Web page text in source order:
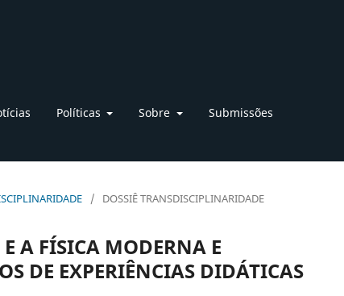
Políticas Sobre Submissões
/ DOSSIÊ TRANSDISCIPLINARIDADE
A FÍSICA MODERNA E
DE EXPERIÊNCIAS DIDÁTICAS